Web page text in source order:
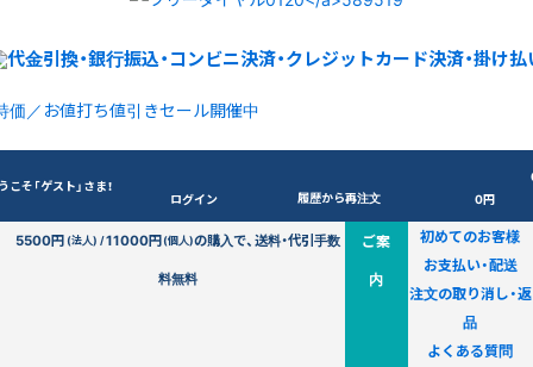
価／お値打ち値引きセール開催中
こそ「ゲスト」さま！
ログイン 履歴から再注文
0円
5500円(法人) /11000円(個人)の購入で、送料・代引手数
料無料
ご案
内
初めてのお客様
お支払い・配送
注文の取り消し・返
品
よくある質問